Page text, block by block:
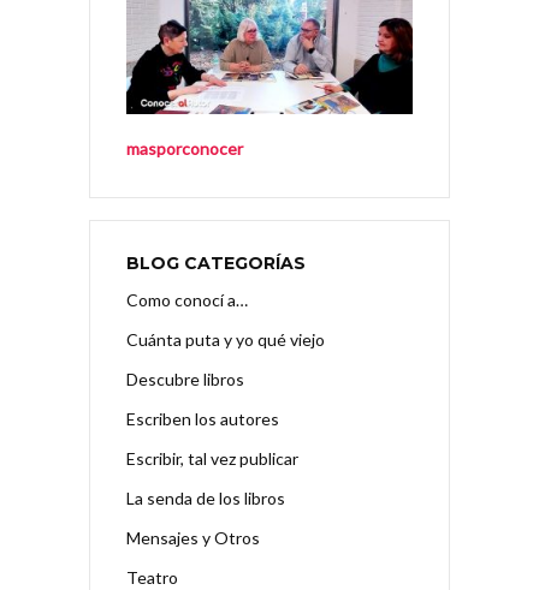
masporconocer
BLOG CATEGORÍAS
Como conocí a…
Cuánta puta y yo qué viejo
Descubre libros
Escriben los autores
Escribir, tal vez publicar
La senda de los libros
Mensajes y Otros
Teatro